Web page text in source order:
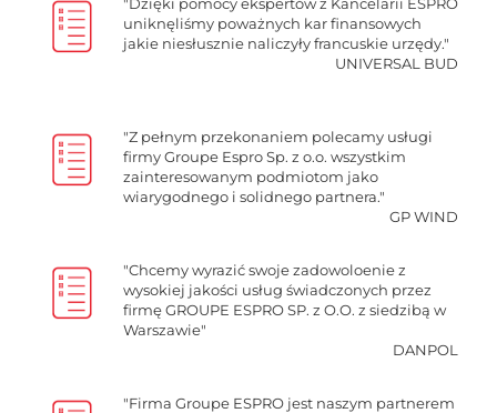
uniknęliśmy poważnych kar finansowych
jakie niesłusznie naliczyły francuskie urzędy."
UNIVERSAL BUD
"Z pełnym przekonaniem polecamy usługi
firmy Groupe Espro Sp. z o.o. wszystkim
zainteresowanym podmiotom jako
wiarygodnego i solidnego partnera."
GP WIND
"Chcemy wyrazić swoje zadowoloenie z
wysokiej jakości usług świadczonych przez
firmę GROUPE ESPRO SP. z O.O. z siedzibą w
Warszawie"
DANPOL
"Firma Groupe ESPRO jest naszym partnerem